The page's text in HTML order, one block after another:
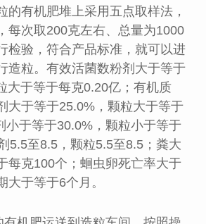
的有机肥堆上采用五点取样法，
每次取200克左右、总量为1000
检验，符合产品标准，就可以进
造粒。有效活菌数粉剂大于等于
大于等于每克0.20亿；有机质
大于等于25.0%，颗粒大于等于
小于等于30.0%，颗粒小于等于
5.5至8.5，颗粒5.5至8.5；粪大
每克100个；蛔虫卵死亡率大于
大于等于6个月。